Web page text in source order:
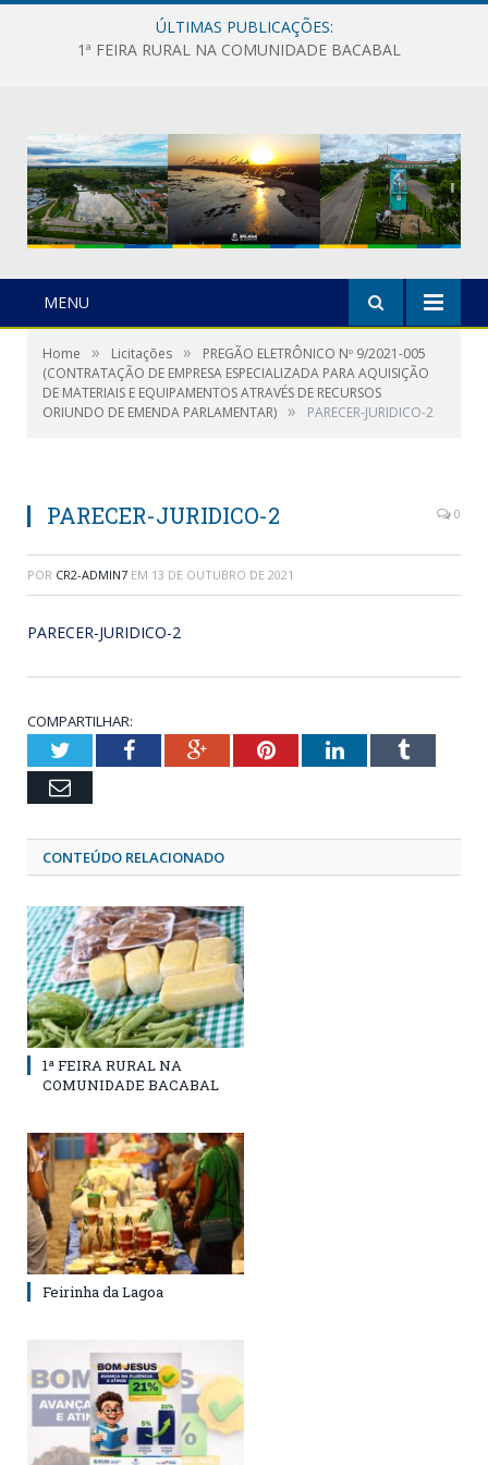
ÚLTIMAS PUBLICAÇÕES:
1ª FEIRA RURAL NA COMUNIDADE BACABAL
MENU
Home » Licitações »
PREGÃO ELETRÔNICO Nº 9/2021-005
(CONTRATAÇÃO DE EMPRESA ESPECIALIZADA PARA AQUISIÇÃO
DE MATERIAIS E EQUIPAMENTOS ATRAVÉS DE RECURSOS
ORIUNDO DE EMENDA PARLAMENTAR) » PARECER-JURIDICO-2
PARECER-JURIDICO-2 0
POR CR2-ADMIN7 EM 13 DE OUTUBRO DE 2021
PARECER-JURIDICO-2
COMPARTILHAR:
TwitterFacebookGoogle+PinterestLinkedInTumblr
Email
CONTEÚDO RELACIONADO
1ª FEIRA RURAL NA
COMUNIDADE BACABAL
Feirinha da Lagoa